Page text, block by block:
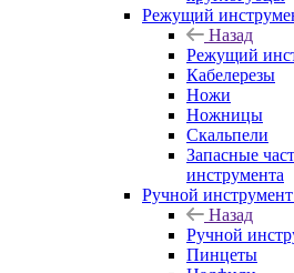
Режущий
Назад
Режущий
Кабелерезы
Ножи
Ножницы
Скальпели
Запасные
инструмента
Ручной инструмент
Назад
Ручной
Пинцеты